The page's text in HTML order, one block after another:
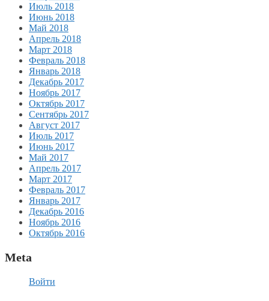
Июль 2018
Июнь 2018
Май 2018
Апрель 2018
Март 2018
Февраль 2018
Январь 2018
Декабрь 2017
Ноябрь 2017
Октябрь 2017
Сентябрь 2017
Август 2017
Июль 2017
Июнь 2017
Май 2017
Апрель 2017
Март 2017
Февраль 2017
Январь 2017
Декабрь 2016
Ноябрь 2016
Октябрь 2016
Meta
Войти